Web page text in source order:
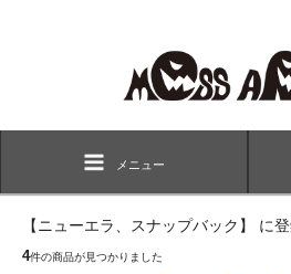
メニュー
【ニューエラ、スナップバック】 に
4件の商品が見つかりました